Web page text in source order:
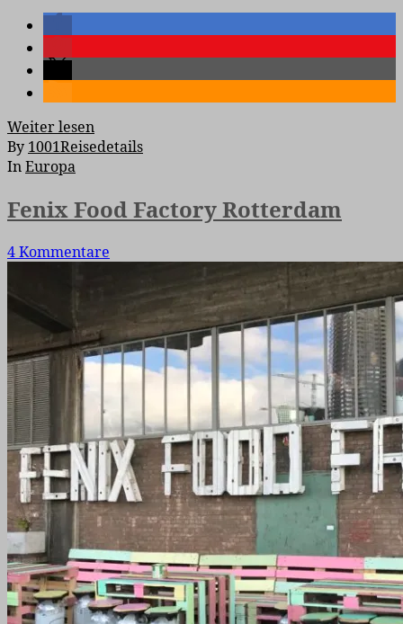
Weiter lesen
By 1001Reisedetails
InEuropa
Fenix Food Factory Rotterdam
4 Kommentare